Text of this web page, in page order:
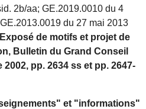
2b/aa; GE.2019.0010 du 4
du 27 mai 2013
Exposé de motifs et projet de
Bulletin du Grand Conseil
pp. 2634 ss et pp. 2647-
et "informations"